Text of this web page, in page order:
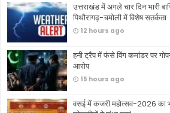
उत्तराखंड में अगले चार दिन भारी
पिथौरागढ़-चमोली में विशेष सतर्कता
12 hours ago
हनी ट्रैप में फंसे विंग कमांडर पर
आरोप
15 hours ago
वसई में कजरी महोत्सव-2026 का